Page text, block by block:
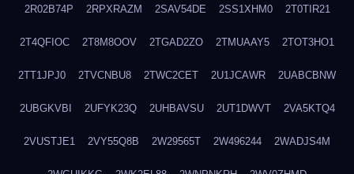
2R02B74P 2RPXRAZM 2SAV54DE 2SS1XHM0 2T0TIR21
2T4QFIOC 2T8M8OOV 2TGAD2ZO 2TMUAAY5 2TOT3HO1
2TT1JPJ0 2TVCNBU8 2TWC2CET 2U1JCAWR 2UABCBNW
2UBGKVBI 2UFYK23Q 2UHBAVSU 2UT1DWVT 2VA5KTQ4
2VUSTJE1 2VY55Q8B 2W29565T 2W496244 2WADJS4M